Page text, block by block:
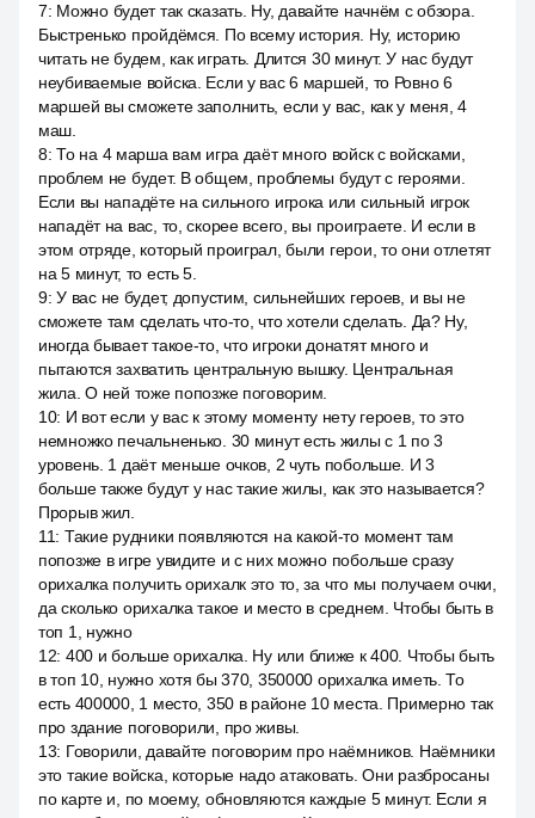
7: Можно будет так сказать. Ну, давайте начнём с обзора.
Быстренько пройдёмся. По всему история. Ну, историю
читать не будем, как играть. Длится 30 минут. У нас будут
неубиваемые войска. Если у вас 6 маршей, то Ровно 6
маршей вы сможете заполнить, если у вас, как у меня, 4
маш.
8:То на 4 марша вам игра даёт много войск с войсками,
проблем не будет. В общем, проблемы будут с героями.
Если вы нападёте на сильного игрока или сильный игрок
нападёт на вас, то, скорее всего, вы проиграете. И если в
этом отряде, который проиграл, были герои, то они отлетят
на 5 минут, то есть 5.
9:У вас не будет, допустим, сильнейших героев, и вы не
сможете там сделать что-то, что хотели сделать. Да? Ну,
иногда бывает такое-то, что игроки донатят много и
пытаются захватить центральную вышку. Центральная
жила. О ней тоже попозже поговорим.
10: И вот если у вас к этому моменту нету героев, то это
немножко печальненько. 30 минут есть жилы с 1 по 3
уровень. 1 даёт меньше очков, 2 чуть побольше. И 3
больше также будут у нас такие жилы, как это называется?
Прорыв жил.
11: Такие рудники появляются на какой-то момент там
попозже в игре увидите и с них можно побольше сразу
орихалка получить орихалк это то, за что мы получаем очки,
да сколько орихалка такое и место в среднем. Чтобы быть в
топ 1, нужно
12: 400 и больше орихалка. Ну или ближе к 400. Чтобы быть
в топ 10, нужно хотя бы 370, 350000 орихалка иметь. То
есть 400000, 1 место, 350 в районе 10 места. Примерно так
про здание поговорили, про живы.
13: Говорили, давайте поговорим про наёмников. Наёмники
это такие войска, которые надо атаковать. Они разбросаны
по карте и, по моему, обновляются каждые 5 минут. Если я